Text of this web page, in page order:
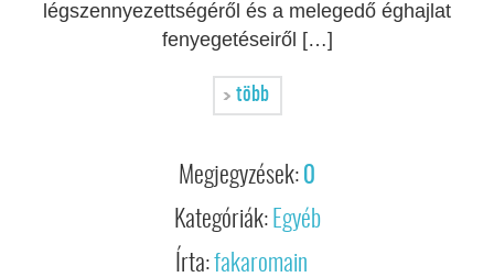
légszennyezettségéről és a melegedő éghajlat
fenyegetéseiről […]
több
Megjegyzések: 0
Kategóriák: Egyéb
Írta:fakaromain